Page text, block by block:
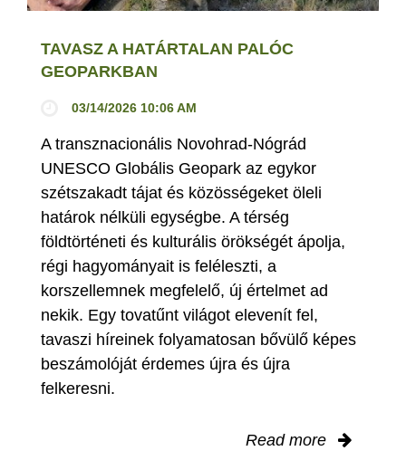
TAVASZ A HATÁRTALAN PALÓC
GEOPARKBAN
03/14/2026 10:06 AM
A transznacionális Novohrad-Nógrád
UNESCO Globális Geopark az egykor
szétszakadt tájat és közösségeket öleli
határok nélküli egységbe. A térség
földtörténeti és kulturális örökségét ápolja,
régi hagyományait is feléleszti, a
korszellemnek megfelelő, új értelmet ad
nekik. Egy tovatűnt világot elevenít fel,
tavaszi híreinek folyamatosan bővülő képes
beszámolóját érdemes újra és újra
felkeresni.
Read more